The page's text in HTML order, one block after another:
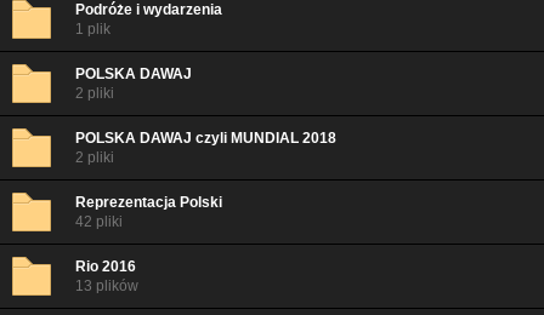
Podróże i wydarzenia
1 plik
POLSKA DAWAJ
2 pliki
POLSKA DAWAJ czyli MUNDIAL 2018
2 pliki
Reprezentacja Polski
42 pliki
Rio 2016
13 plików